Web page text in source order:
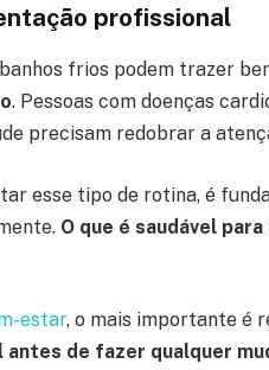
profissional
frios podem trazer
. Pessoas com doenças
precisam redobrar a
esse tipo de rotina, é
O que é saudável
estar, o mais importante é
de fazer qualquer